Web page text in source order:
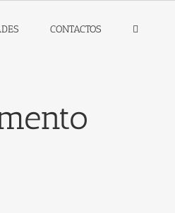
CONTACTOS